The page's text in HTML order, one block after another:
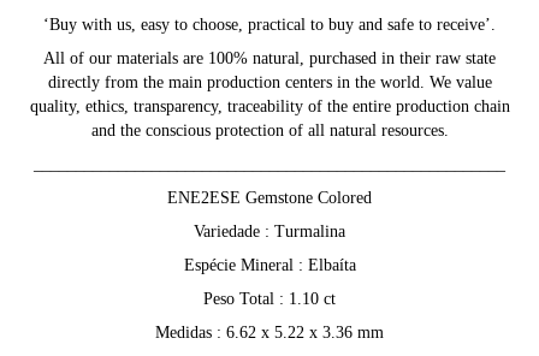
‘Buy with us, easy to choose, practical to buy and safe to receive’.
All of our materials are 100% natural, purchased in their raw state
directly from the main production centers in the world. We value
quality, ethics, transparency, traceability of the entire production chain
and the conscious protection of all natural resources.
ENE2ESE Gemstone Colored
Variedade : Turmalina
Espécie Mineral : Elbaíta
Peso Total : 1.10 ct
Medidas : 6.62 x 5.22 x 3.36 mm